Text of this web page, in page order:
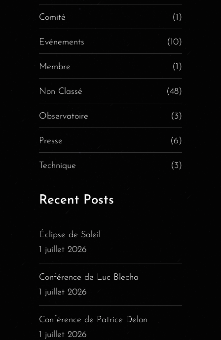
Comité (1)
Evénements (10)
Membre (1)
Non Classé (48)
Observatoire (3)
Presse (6)
Technique (3)
Recent Posts
Éclipse de Soleil
1 juillet 2026
Conférence de Luc Blecha
1 juillet 2026
Conférence de Patrice Delon
1 juillet 2026